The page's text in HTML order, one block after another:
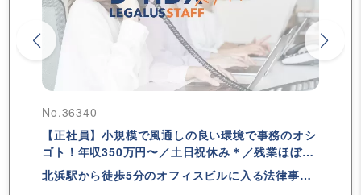
No.36340
【正社員】小規模で風通しの良い環境で事務のオシ
ゴト！年収350万円〜／土日祝休み＊／残業ほぼな
し！
北浜駅から徒歩5分のオフィスビルに入る法律事務